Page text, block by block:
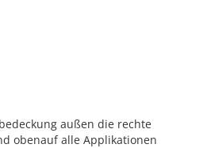
außen die rechte
obenauf alle Applikationen